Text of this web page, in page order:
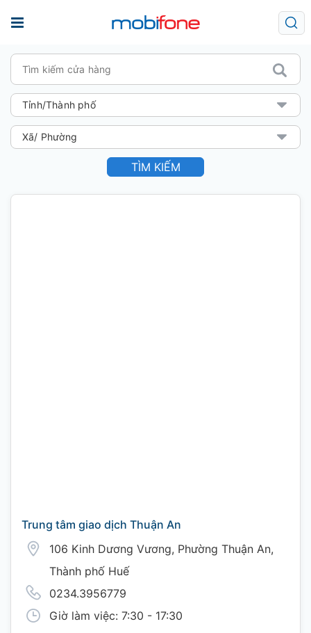
TÌM KIẾM
Trung tâm giao dịch Thuận An
106 Kinh Dương Vương, Phường Thuận An,
Thành phố Huế
0234.3956779
Giờ làm việc: 7:30 - 17:30